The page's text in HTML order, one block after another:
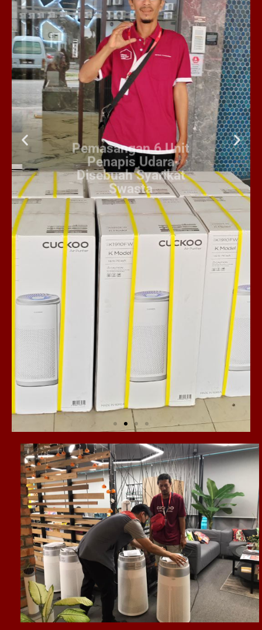
Pemasangan 6 Unit
Penapis Udara
Disebuah Syarikat
Swasta